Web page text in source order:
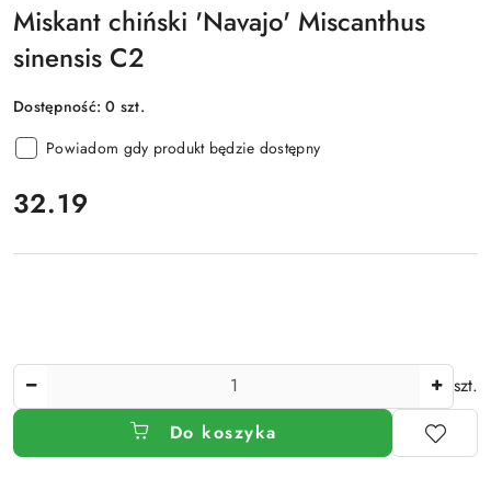
Miskant chiński 'Navajo' Miscanthus
sinensis C2
Dostępność:0 szt.
Powiadom gdy produkt będzie dostępny
cena:
32.19
szt.
Do koszyka